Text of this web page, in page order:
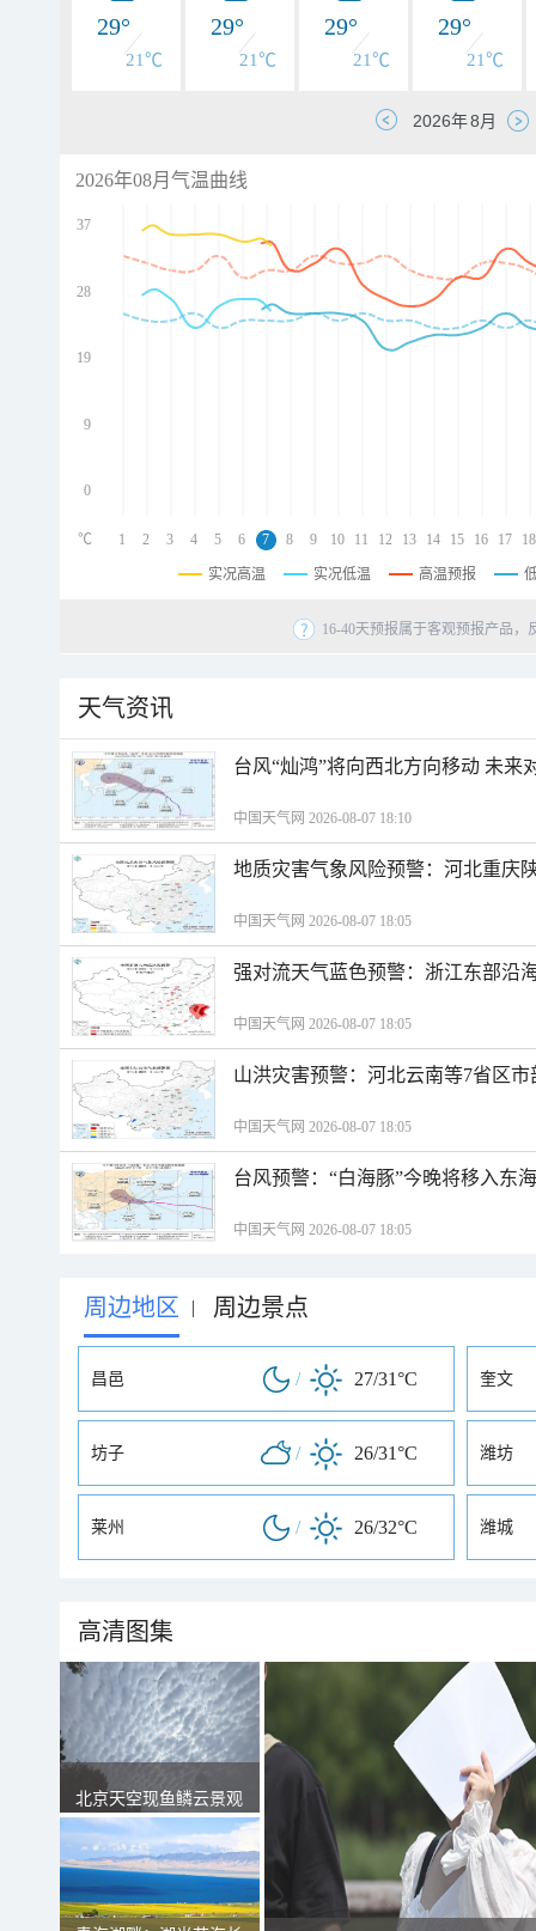
29°
21℃
29°
21℃
29°
21℃
29°
21℃
2026年08月气温曲线
37
28
19
9
0
1 2 3 4 5 6 7 8 9 10 11 12 13 14 15 16 17 18
℃
实况高温 实况低温 高温预报
16-40天预报属于客观预报产品
天气资讯
台风“灿鸿”将向西北方向移动 未来
中国天气网 2026-08-07 18:10
地质灾害气象风险预警：河北重庆
中国天气网 2026-08-07 18:05
强对流天气蓝色预警：浙江东部沿
中国天气网 2026-08-07 18:05
山洪灾害预警：河北云南等7省区
中国天气网 2026-08-07 18:05
台风预警：“白海豚”今晚将移入东
中国天气网 2026-08-07 18:05
周边地区 | 周边景点
昌邑 / 27/31°C 奎文
坊子 / 26/31°C 潍坊
莱州 / 26/32°C 潍城
高清图集
北京天空现鱼鳞云景观